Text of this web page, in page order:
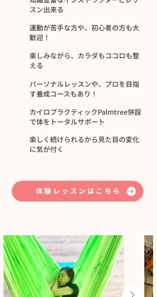
スン出来る
運動が苦手な方や、初心者の方も大
歓迎！
楽しみながら、カラダもココロも整
える
パーソナルレッスンや、プロを目指
す養成コースもあり！
カイロプラクティックPalmtree併設
で体をトータルサポート
​楽しく続けられるから見た目の変化
に気が付く
体験レッスンはこちら